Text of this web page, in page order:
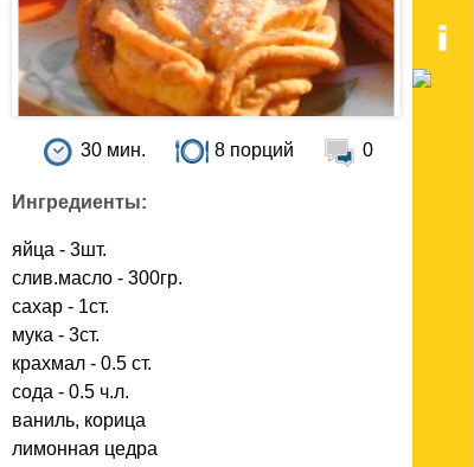
30 мин. 8 порций 0
Ингредиенты:
яйца - 3шт.
слив.масло - 300гр.
сахар - 1ст.
мука - 3ст.
крахмал - 0.5 ст.
сода - 0.5 ч.л.
ваниль, корица
лимонная цедра